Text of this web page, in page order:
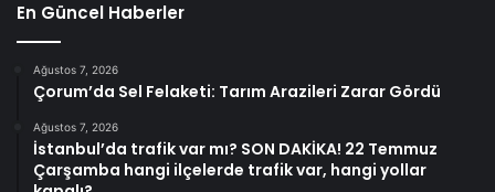
En Güncel Haberler
Ağustos 7, 2026
Çorum’da Sel Felaketi: Tarım Arazileri Zarar Gördü
Ağustos 7, 2026
İstanbul’da trafik var mı? SON DAKİKA! 22 Temmuz
Çarşamba hangi ilçelerde trafik var, hangi yollar